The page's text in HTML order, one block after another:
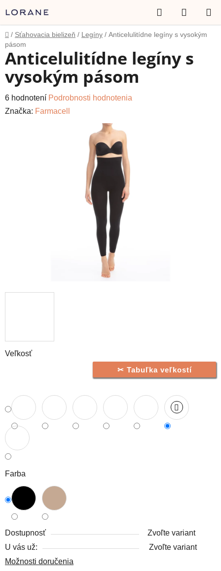
na
obsah
Hľadať
KOŠÍK
Domov
/ Sťahovacia bielizeň / Legíny / Anticelulitídne legíny s vysokým
pásom
Tabuľka veľkostí
Veľkosť
Farba
Dostupnosť
Zvoľte variant
U vás už:
Zvoľte variant
Možnosti doručenia
Anticelulitídne legíny s
vysokým pásom
Priemerné
hodnotenie
6 hodnotení Podrobnosti hodnotenia
Značka: Farmacell